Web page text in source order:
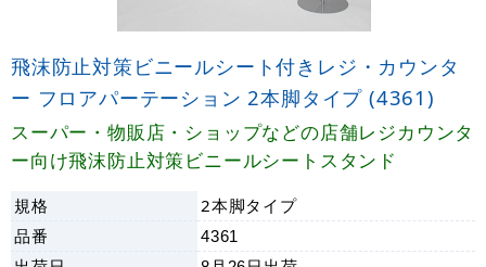
飛沫防止対策ビニールシート付きレジ・カウンタ
ー フロアパーテーション 2本脚タイプ (4361)
スーパー・物販店・ショップなどの店舗レジカウンタ
ー向け飛沫防止対策ビニールシートスタンド
規格
2本脚タイプ
品番
4361